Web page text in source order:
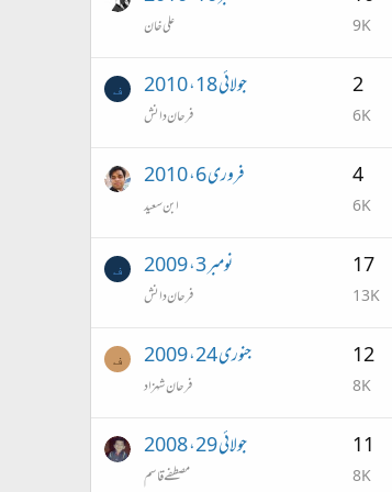
9K علی خان
2
6K
جولائی 18، 2010
فرحان دانش
ف
4
6K
فروری 6، 2010
ابن سعید
17
13K
نومبر 3، 2009
فرحان دانش
ف
12
8K
جنوری 24، 2009
فرحان شہزاد
ف
11
8K
جولائی 29، 2008
مصطفے قاسم